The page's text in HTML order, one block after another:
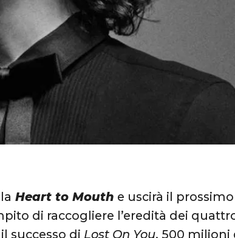
Heart to Mouth e uscirà il
di raccogliere l’eredità dei
successo di Lost On You, 500 milioni